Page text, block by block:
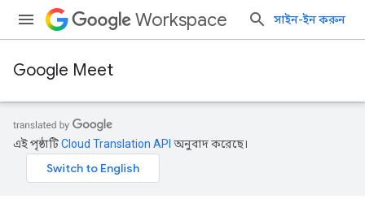
Workspace সাইন-ইন করুন
Google Meet
এই পৃষ্ঠাটিCloud Translation API অনুবাদ করেছে।